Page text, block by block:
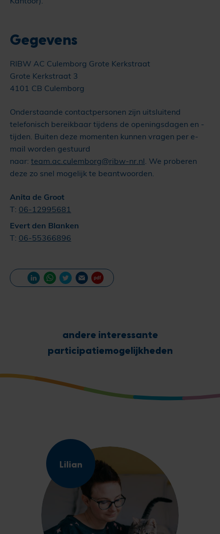
Gegevens
RIBW AC Culemborg Grote Kerkstraat
Grote Kerkstraat 3
4101 CB Culemborg
Onderstaande contactpersonen zijn uitsluitend
telefonisch bereikbaar tijdens de openingsdagen en -
tijden. Buiten deze momenten kunnen vragen per e-
mail worden gestuurd
naar: team.ac.culemborg@ribw-nr.nl. We proberen
deze zo snel mogelijk te beantwoorden.
Anita de Groot
T: 06-12995681
Evert den Blanken
T: 06-55366896
andere interessante
participatiemogelijkheden
Lilian